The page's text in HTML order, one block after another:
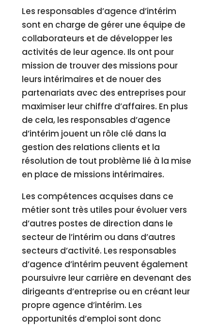
Les responsables d’agence d’intérim
sont en charge de gérer une équipe de
collaborateurs et de développer les
activités de leur agence. Ils ont pour
mission de trouver des missions pour
leurs intérimaires et de nouer des
partenariats avec des entreprises pour
maximiser leur chiffre d’affaires. En plus
de cela, les responsables d’agence
d’intérim jouent un rôle clé dans la
gestion des relations clients et la
résolution de tout problème lié à la mise
en place de missions intérimaires.
Les compétences acquises dans ce
métier sont très utiles pour évoluer vers
d’autres postes de direction dans le
secteur de l’intérim ou dans d’autres
secteurs d’activité. Les responsables
d’agence d’intérim peuvent également
poursuivre leur carrière en devenant des
dirigeants d’entreprise ou en créant leur
propre agence d’intérim. Les
opportunités d’emploi sont donc